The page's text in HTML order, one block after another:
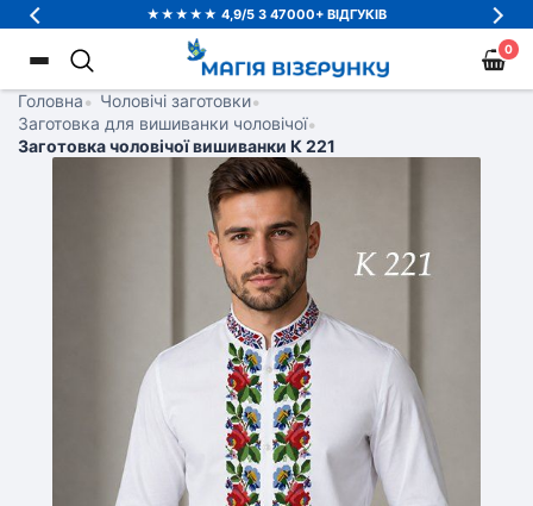
★★★★★ 4,9/5 З 47000+ ВІДГУКІВ
0
Головна• Чоловічі заготовки•
Заготовка для вишиванки чоловічої•
Заготовка чоловічої вишиванки К 221